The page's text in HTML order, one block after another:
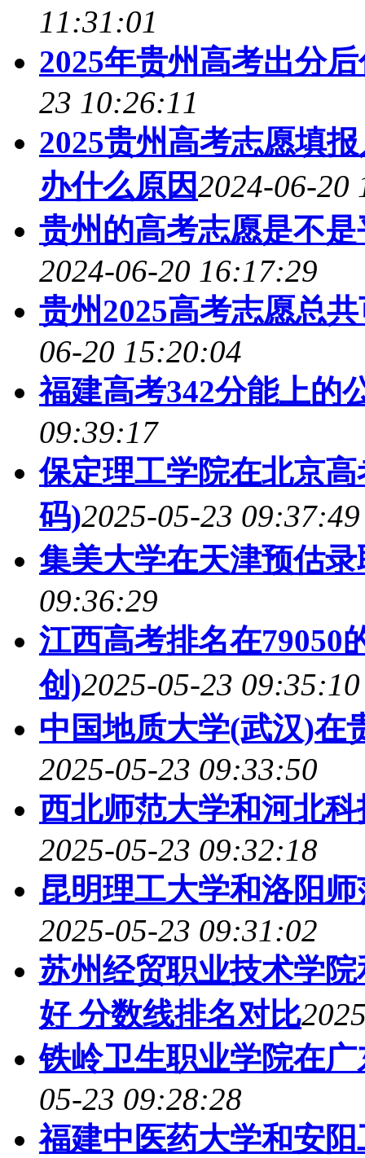
11:31:01
2025年贵州高考出分
23 10:26:11
2025贵州高考志愿填
办什么原因2024-06-20
贵州的高考志愿是不
2024-06-20 16:17:29
贵州2025高考志愿总
06-20 15:20:04
福建高考342分能上的
09:39:17
保定理工学院在北京
码)2025-05-23 09:37:49
集美大学在天津预估
09:36:29
江西高考排名在79050
创)2025-05-23 09:35:10
中国地质大学(武汉)在
2025-05-23 09:33:50
西北师范大学和河北
2025-05-23 09:32:18
昆明理工大学和洛阳
2025-05-23 09:31:02
苏州经贸职业技术学
好 分数线排名对比
铁岭卫生职业学院在
05-23 09:28:28
福建中医药大学和安